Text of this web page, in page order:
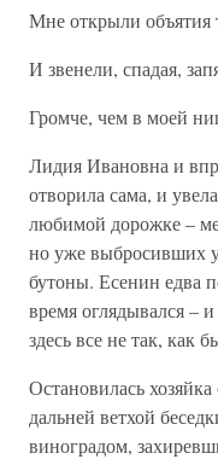
Мне открыли объятия
И звенели, спадая,
Громче, чем в моей
Лидия Ивановна и
отворила сама, и
любимой дорожке –
но уже выбросивших
бутоны. Есенин едва
время оглядывался –
здесь все не так, как
Остановилась
дальней ветхой
виноградом,